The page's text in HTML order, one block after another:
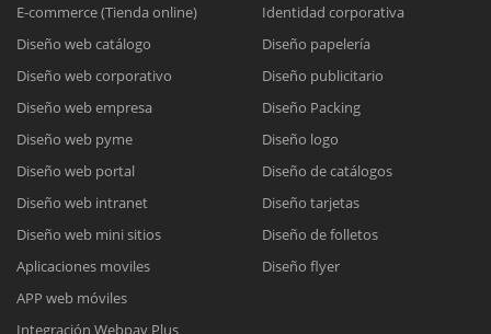
E-commerce (Tienda online)
Diseño web catálogo
Diseño web corporativo
Diseño web empresa
Diseño web pyme
Diseño web portal
Diseño web intranet
Diseño web mini sitios
Aplicaciones moviles
APP web móviles
Integración Webpay Plus
Identidad corporativa
Diseño papelería
Diseño publicitario
Diseño Packing
Diseño logo
Diseño de catálogos
Diseño tarjetas
Diseño de folletos
Diseño flyer